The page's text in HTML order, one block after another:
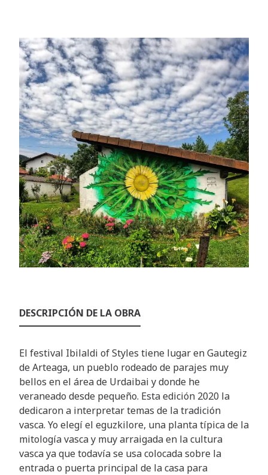
DESCRIPCIÓN DE LA OBRA
El festival Ibilaldi of Styles tiene lugar en Gautegiz
de Arteaga, un pueblo rodeado de parajes muy
bellos en el área de Urdaibai y donde he
veraneado desde pequeño. Esta edición 2020 la
dedicaron a interpretar temas de la tradición
vasca. Yo elegí el eguzkilore, una planta típica de la
mitología vasca y muy arraigada en la cultura
vasca ya que todavía se usa colocada sobre la
entrada o puerta principal de la casa para